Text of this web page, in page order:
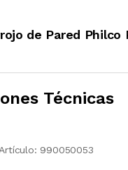
de Pared Philco
Técnicas
Artículo: 990050053